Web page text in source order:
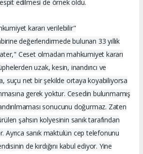
edilmesi de örnek oldu.
kararı verilebilir"
değerlendirmede bulunan 33 yıllık
Ceset olmadan mahkumiyet kararı
uzak, kesin, inandırıcı ve
suçu net bir şekilde ortaya koyabiliyorsa
gerek yoktur. Cesedin bulunmamış
sonucunu doğurmaz. Zaten
şahsın kolyesinin sanık tarafından
Ayrıca sanık maktulün cep telefonunu
de kırdığını kabul ediyor. Yine